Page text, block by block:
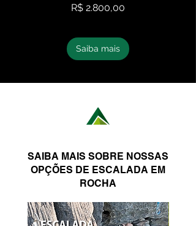
Preço
R$ 2.800,00
Saiba mais
SAIBA MAIS SOBRE NOSSAS
OPÇÕES DE ESCALADA EM
ROCHA